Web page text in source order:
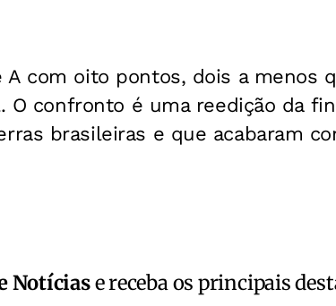
A com oito pontos, dois a menos
O confronto é uma reedição da
brasileiras e que acabaram
Notíciase receba os principais